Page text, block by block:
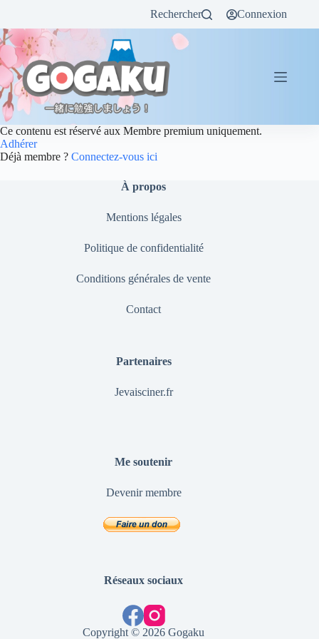
Rechercher Connexion
Ce contenu est réservé aux Membre premium uniquement.
Adhérer
Déjà membre ? Connectez-vous ici
À propos
Mentions légales
Politique de confidentialité
Conditions générales de vente
Contact
Partenaires
Jevaisciner.fr
Me soutenir
Devenir membre
Réseaux sociaux
Copyright © 2026 Gogaku